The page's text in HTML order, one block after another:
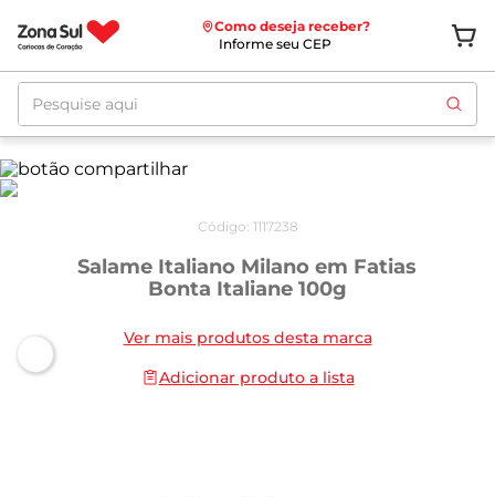
Como deseja receber?
Informe seu CEP
Pesquise aqui
Código: 1117238
Salame Italiano Milano em Fatias
Bonta Italiane 100g
Ver mais produtos desta marca
Adicionar produto a lista